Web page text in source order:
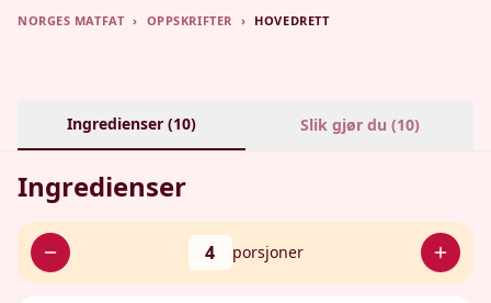
NORGES MATFAT › OPPSKRIFTER › HOVEDRETT
Ingredienser (10) Slik gjør du (10)
Ingredienser
4 porsjoner